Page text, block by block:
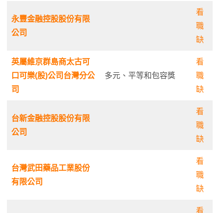
永豐金融控股股份有限
公司
看
職
缺
英屬維京群島商太古可
口可樂(股)公司台灣分公
司
多元、平等和包容獎
看
職
缺
台新金融控股股份有限
公司
看
職
缺
台灣武田藥品工業股份
有限公司
看
職
缺
看